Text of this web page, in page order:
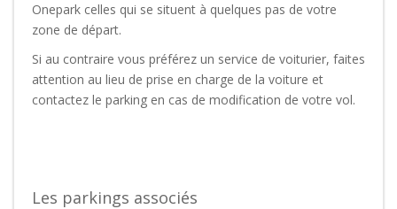
Onepark celles qui se situent à quelques pas de votre
zone de départ.
Si au contraire vous préférez un service de voiturier, faites
attention au lieu de prise en charge de la voiture et
contactez le parking en cas de modification de votre vol.
Les parkings associés